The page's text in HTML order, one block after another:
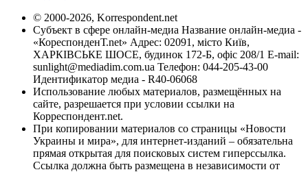
© 2000-2026, Korrespondent.net
Субъект в сфере онлайн-медиа Название онлайн-медиа -
«КореспонденТ.net» Адрес: 02091, місто Київ,
ХАРКІВСЬКЕ ШОСЕ, будинок 172-Б, офіс 208/1 E-mail:
sunlight@mediadim.com.ua Телефон: 044-205-43-00
Идентификатор медиа - R40-06068
Использование любых материалов, размещённых на
сайте, разрешается при условии ссылки на
Корреспондент.net.
При копировании материалов со страницы «Новости
Украины и мира», для интернет-изданий – обязательна
прямая открытая для поисковых систем гиперссылка.
Ссылка должна быть размещена в независимости от